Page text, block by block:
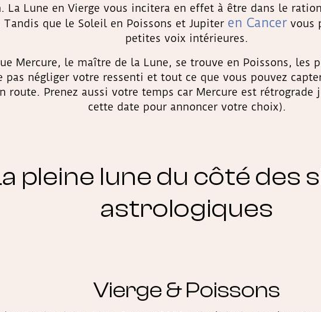
La Lune en Vierge vous incitera en effet à être dans le
que le Soleil en Poissons et Jupiter en Cancer vous
petites voix intérieures.
Mercure, le maître de la Lune, se trouve en Poissons, les
pas négliger votre ressenti et tout ce que vous pouvez
route. Prenez aussi votre temps car Mercure est rétrograde
cette date pour annoncer votre choix).
pleine lune du côté des
astrologiques
Vierge & Poissons